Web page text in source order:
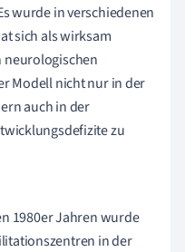
wurde in verschiedenen
sich als wirksam
neurologischen
Modell nicht nur in der
auch in der
zu
1980er Jahren wurde
in der